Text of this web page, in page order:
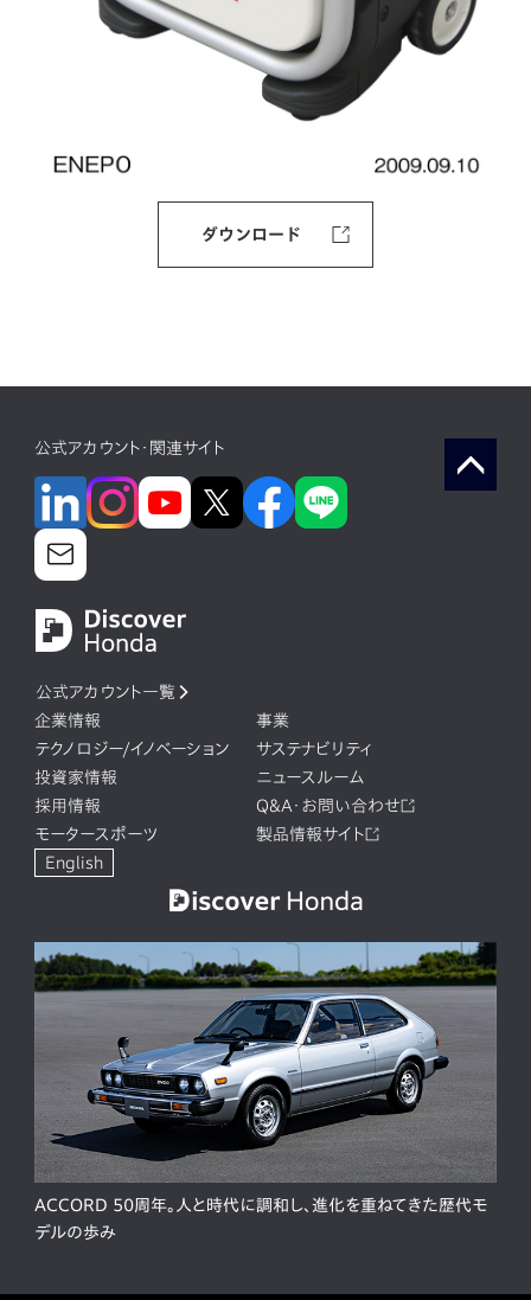
ダウンロード
公式アカウント・関連サイト
公式アカウント一覧
企業情報
事業
テクノロジー/イノベーション
サステナビリティ
投資家情報
ニュースルーム
採用情報
Q&A・お問い合わせ
モータースポーツ
製品情報サイト
English
ACCORD 50周年。人と時代に調和し、進化を重ねてきた歴代モ
デルの歩み